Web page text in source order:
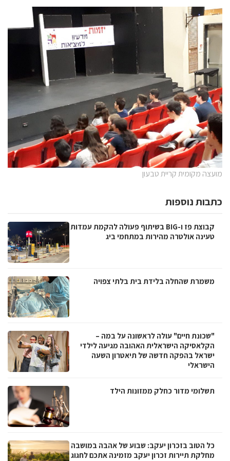
מועצה מקומית קריית טבעון
כתבות נוספות
קבוצת פז ו-BIG בשיתוף פעולה להקמת עמדות
טעינה אולטרה מהירות במתחמי ביג
משמרת שהחלה בלידת בית בלתי צפויה
"שכונת חיים" עולה לראשונה על במה –
הקלאסיקה הישראלית האהובה מגיעה לילדי
ישראל בהפקה חדשה של תיאטרון השעה
הישראלי
תשלומי מדור כחלק ממזונות הילד
כל הטוב בזכרון יעקב: שבוע של אהבה במושבה
מחלקת תיירות זכרון יעקב מזמינה אתכם לחגוג